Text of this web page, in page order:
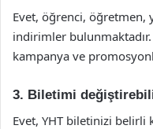
Evet, öğrenci, öğretmen,
indirimler bulunmaktadır.
kampanya ve
3. Biletimi
Evet, YHT biletinizi belirli